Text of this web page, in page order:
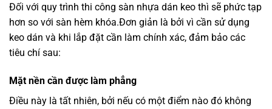
Đối với quy trình thi công sàn nhựa dán keo thì sẽ phức tạp
hơn so với sàn hèm khóa.Đơn giản là bởi vì cần sử dụng
keo dán và khi lắp đặt cần làm chính xác, đảm bảo các
tiêu chí sau:
Mặt nền cần được làm phẳng
Điều này là tất nhiên, bởi nếu có một điểm nào đó không